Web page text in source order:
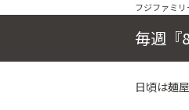
フジファミ
毎週『
日頃は麺